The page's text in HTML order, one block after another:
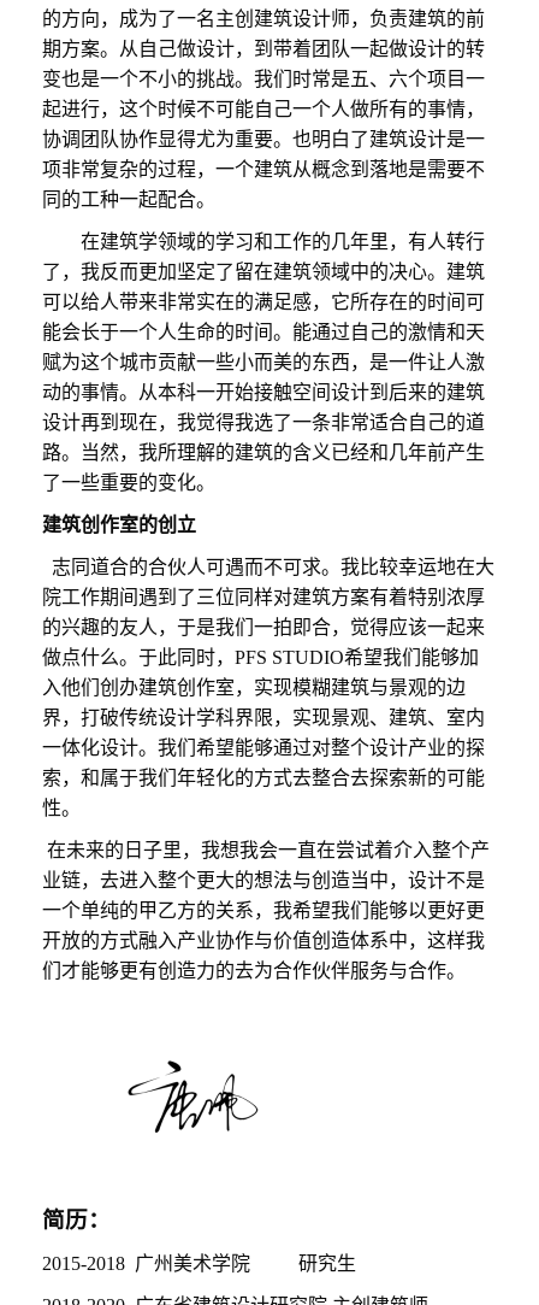
的方向，成为了一名主创建筑设计师，负责建筑的前
期方案。从自己做设计，到带着团队一起做设计的转
变也是一个不小的挑战。我们时常是五、六个项目一
起进行，这个时候不可能自己一个人做所有的事情，
协调团队协作显得尤为重要。也明白了建筑设计是一
项非常复杂的过程，一个建筑从概念到落地是需要不
同的工种一起配合。
在建筑学领域的学习和工作的几年里，有人转行
了，我反而更加坚定了留在建筑领域中的决心。建筑
可以给人带来非常实在的满足感，它所存在的时间可
能会长于一个人生命的时间。能通过自己的激情和天
赋为这个城市贡献一些小而美的东西，是一件让人激
动的事情。从本科一开始接触空间设计到后来的建筑
设计再到现在，我觉得我选了一条非常适合自己的道
路。当然，我所理解的建筑的含义已经和几年前产生
了一些重要的变化。
建筑创作室的创立
志同道合的合伙人可遇而不可求。 我比较幸运地在大
院工作期间遇到了三位同样对建筑方案有着特别浓厚
的兴趣的友人，于是我们一拍即合，觉得应该一起来
做点什么。于此同时， PFS STUDIO希望我们能够加
入他们创办建筑创作室，实现模糊建筑与景观的边
界，打破传统设计学科界限，实现景观、建筑、室内
一体化设计。 我们希望能够通过对整个设计产业的探
索，和属于我们年轻化的方式去整合去探索新的可能
性。
在未来的日子里，我想我会一直在尝试着介入整个产
业链，去进入整个更大的想法与创造当中，设计不是
一个单纯的甲乙方的关系， 我希望我们能够以更好更
开放的方式融入产业协作与价值创造体系中， 这样我
们才能够更有创造力的去为合作伙伴服务与合作。
简历：
2015-2018 广州美术学院 研究生